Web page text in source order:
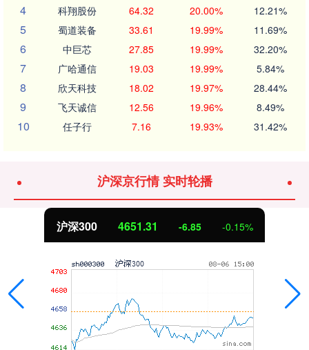
4 科翔股份 64.32 20.00% 12.21%
5 蜀道装备 33.61 19.99% 11.69%
6 中巨芯 27.85 19.99% 32.20%
7 广哈通信 19.03 19.99% 5.84%
8 欣天科技 18.02 19.97% 28.44%
9 飞天诚信 12.56 19.96% 8.49%
10 任子行 7.16 19.93% 31.42%
沪深京行情 实时轮播
沪深300 4651.31 -6.85 -0.15%